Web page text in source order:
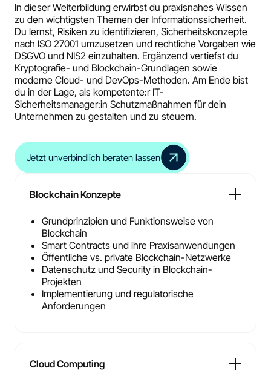
In dieser Weiterbildung erwirbst du praxisnahes Wissen
zu den wichtigsten Themen der Informationssicherheit.
Du lernst, Risiken zu identifizieren, Sicherheitskonzepte
nach ISO 27001 umzusetzen und rechtliche Vorgaben wie
DSGVO und NIS2 einzuhalten. Ergänzend vertiefst du
Kryptografie- und Blockchain-Grundlagen sowie
moderne Cloud- und DevOps-Methoden. Am Ende bist
du in der Lage, als kompetente:r IT-
Sicherheitsmanager:in Schutzmaßnahmen für dein
Unternehmen zu gestalten und zu steuern.
Jetzt unverbindlich beraten lassen
Blockchain Konzepte
Grundprinzipien und Funktionsweise von
Blockchain
Smart Contracts und ihre Praxisanwendungen
Öffentliche vs. private Blockchain-Netzwerke
Datenschutz und Security in Blockchain-
Projekten
Implementierung und regulatorische
Anforderungen
Cloud Computing